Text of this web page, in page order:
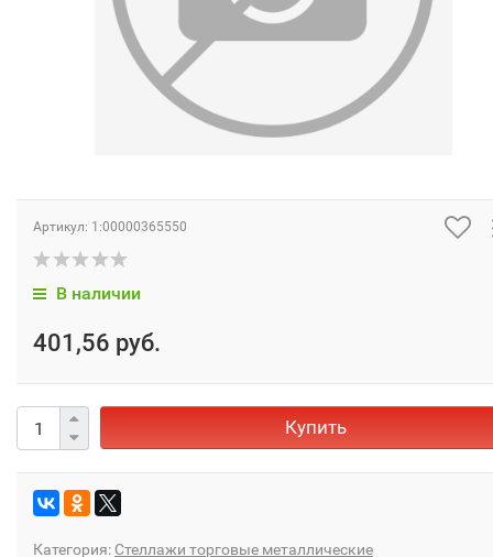
Артикул: 1:00000365550
В наличии
401,56 руб.
Купить
Категория: Стеллажи торговые металлические